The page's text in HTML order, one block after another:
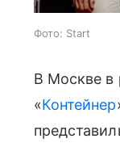
Фото: Start
В Москве в
«Контейнер